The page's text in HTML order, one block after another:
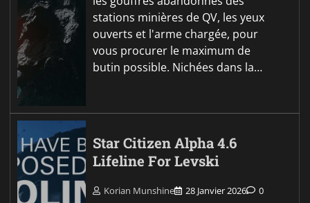
stations minières de QV, les yeux
ouverts et l'arme chargée, pour
vous procurer le maximum de
butin possible. Nichées dans la…
Star Citizen Alpha 4.6
Lifeline For Levski
Korian Munshine 28 Janvier 2026 0